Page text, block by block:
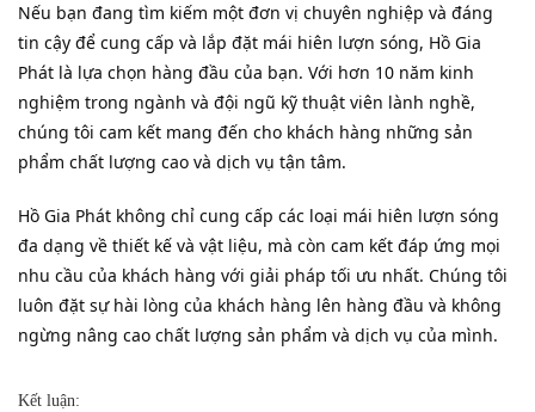
Nếu bạn đang tìm kiếm một đơn vị chuyên nghiệp và đáng
tin cậy để cung cấp và lắp đặt mái hiên lượn sóng, Hồ Gia
Phát là lựa chọn hàng đầu của bạn. Với hơn 10 năm kinh
nghiệm trong ngành và đội ngũ kỹ thuật viên lành nghề,
chúng tôi cam kết mang đến cho khách hàng những sản
phẩm chất lượng cao và dịch vụ tận tâm.
Hồ Gia Phát không chỉ cung cấp các loại mái hiên lượn sóng
đa dạng về thiết kế và vật liệu, mà còn cam kết đáp ứng mọi
nhu cầu của khách hàng với giải pháp tối ưu nhất. Chúng tôi
luôn đặt sự hài lòng của khách hàng lên hàng đầu và không
ngừng nâng cao chất lượng sản phẩm và dịch vụ của mình.
Kết luận: